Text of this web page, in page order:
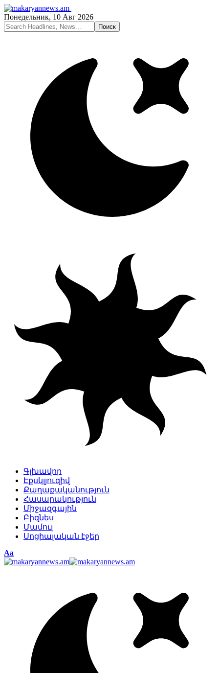
Понедельник, 10 Авг 2026
Գլխավոր
Էքսկլյուզիվ
Քաղաքականություն
Հասարակություն
Միջազգային
Բիզնես
Մամուլ
Սոցիալական էջեր
Изменение
размера
Аа